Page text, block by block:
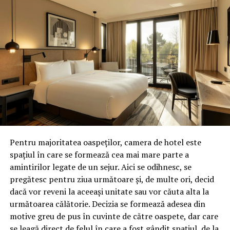
Pentru un living elegant și rafinat, parchetul din lemn
masiv este o alegere excelentă (Descoperă aici o gamă
variată de
parchet lemn masiv
. Alege stilul tău!). Textura
sa bogată și caldă va crea o atmosferă primitoare și
confortabilă. Dacă preferi un design modern, o
pardoseală din piatră naturală va oferi un aspect
elegant și minimalist.
Bucătărie
Spațiul practic al bucătăriei necesită o pardoseală
rezistentă și ușor de curățat. Pardoseala din ceramică
sau gresie este ideală în acest sens, fiind disponibilă
într-o varietate de culori și modele. Optează pentru
modele antiderapante pentru a spori siguranța în
această zonă cu trafic intens.
Dormitor
Pentru majoritatea oaspeților, camera de hotel este
spațiul în care se formează cea mai mare parte a
amintirilor legate de un sejur. Aici se odihnesc, se
pregătesc pentru ziua următoare și, de multe ori, decid
dacă vor reveni la aceeași unitate sau vor căuta alta la
următoarea călătorie. Decizia se formează adesea din
motive greu de pus în cuvinte de către oaspete, dar care